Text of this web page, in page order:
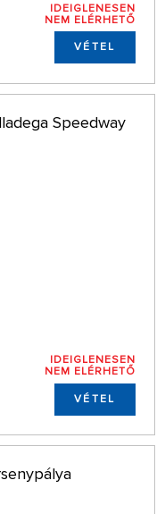
IDEIGLENESEN
NEM ELÉRHETŐ
VÉTEL
Speedway
IDEIGLENESEN
NEM ELÉRHETŐ
VÉTEL